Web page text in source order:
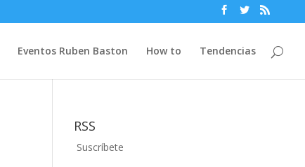
Eventos Ruben Baston How to Tendencias
RSS
Suscríbete